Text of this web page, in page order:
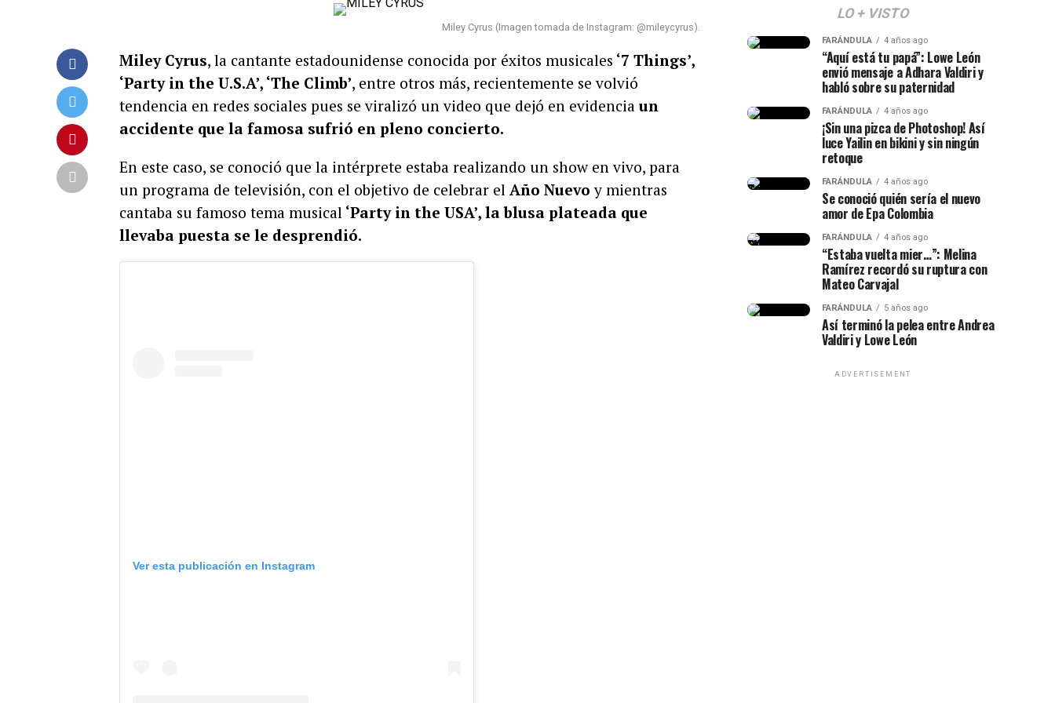
Miley Cyrus (Imagen tomada de Instagram: @mileycyrus).
Miley Cyrus, la cantante estadounidense conocida por éxitos musicales ‘7 Things’,
‘Party in the U.S.A’, ‘The Climb’, entre otros más, recientemente se volvió
tendencia en redes sociales pues se viralizó un video que dejó en evidencia un
accidente que la famosa sufrió en pleno concierto.
En este caso, se conoció que la intérprete estaba realizando un show en vivo, para
un programa de televisión, con el objetivo de celebrar el Año Nuevo y mientras
cantaba su famoso tema musical ‘Party in the USA’, la blusa plateada que
llevaba puesta se le desprendió.
Ver esta publicación en Instagram
LO + VISTO
FARÁNDULA 4 años ago
“Aquí está tu papá”: Lowe León
envió mensaje a Adhara Valdiri y
habló sobre su paternidad
FARÁNDULA 4 años ago
¡Sin una pizca de Photoshop! Así
luce Yailin en bikini y sin ningún
retoque
FARÁNDULA 4 años ago
Se conoció quién sería el nuevo
amor de Epa Colombia
FARÁNDULA 4 años ago
“Estaba vuelta mier…”: Melina
Ramírez recordó su ruptura con
Mateo Carvajal
FARÁNDULA 5 años ago
Así terminó la pelea entre Andrea
Valdiri y Lowe León
ADVERTISEMENT